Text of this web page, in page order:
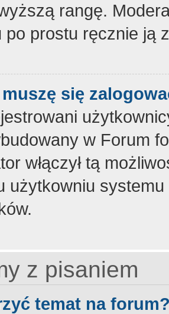
rangę.
po prostu ręcznie ją
muszę się
w Forum
włączył tą
użytkowniu
z pisaniem
temat na